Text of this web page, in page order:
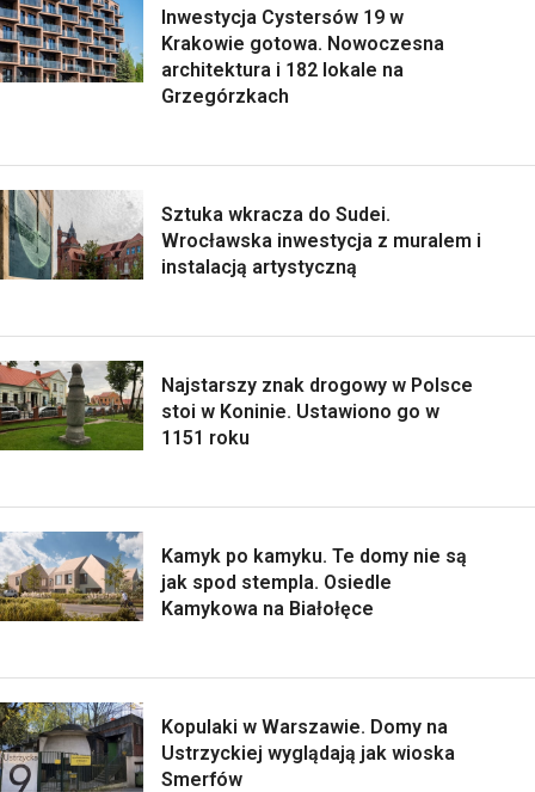
Inwestycja Cystersów 19 w
Krakowie gotowa. Nowoczesna
architektura i 182 lokale na
Grzegórzkach
Sztuka wkracza do Sudei.
Wrocławska inwestycja z muralem i
instalacją artystyczną
Najstarszy znak drogowy w Polsce
stoi w Koninie. Ustawiono go w
1151 roku
Kamyk po kamyku. Te domy nie są
jak spod stempla. Osiedle
Kamykowa na Białołęce
Kopulaki w Warszawie. Domy na
Ustrzyckiej wyglądają jak wioska
Smerfów